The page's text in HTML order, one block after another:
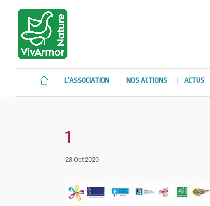
L’ASSOCIATION NOS ACTIONS ACTUS
1
23 Oct 2020